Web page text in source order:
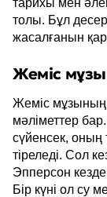
тарихы мен
толы. Бұл
жасалғанын
Жеміс
Жеміс мұзының
мәліметтер
сүйенсек,
тіреледі. Сол
Эпперсон
Бір күні ол су